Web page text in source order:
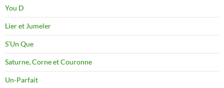
You D
Lier et Jumeler
S’Un Que
Saturne, Corne et Couronne
Un-Parfait